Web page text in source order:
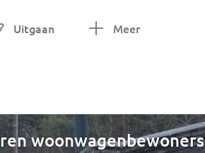
Uitgaan Meer
woonwagenbewoners